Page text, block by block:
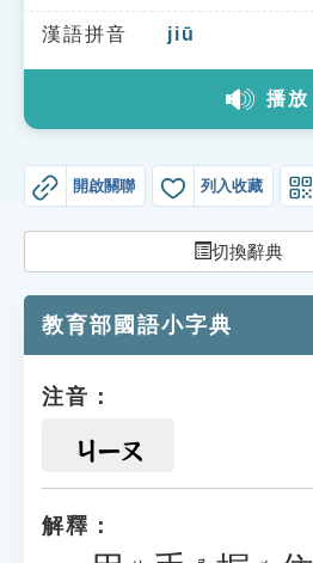
生命大百科索引
教學應用
貓頭鷹博士
漢語拼音 jiū
播放
開啟關聯 列入收藏
切換辭典
教育部國語小字典
注音：
ㄐㄧㄡ
解釋：